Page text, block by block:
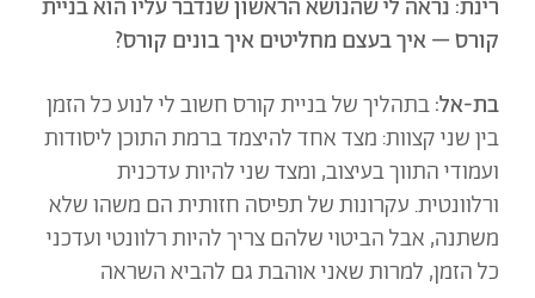
רינת: נראה לי שהנושא הראשון שנדבר עליו הוא בניית
קורס – איך בעצם מחליטים איך בונים קורס?
בת-אל:בתהליך של בניית קורס חשוב לי לנוע כל הזמן
בין שני קצוות: מצד אחד להיצמד ברמת התוכן ליסודות
ועמודי התווך בעיצוב, ומצד שני להיות עדכנית
ורלוונטית. עקרונות של תפיסה חזותית הם משהו שלא
משתנה, אבל הביטוי שלהם צריך להיות רלוונטי ועדכני
כל הזמן, למרות שאני אוהבת גם להביא השראה